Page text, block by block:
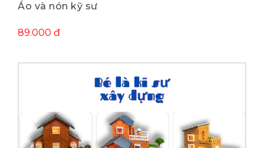
Áo và nón kỹ sư
89.000 đ